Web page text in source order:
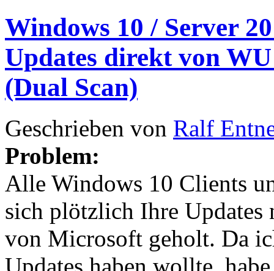
Windows 10 / Server
Updates direkt von
(Dual Scan)
Geschrieben von Ralf
Problem:
Alle Windows 10 Clients
sich plötzlich Ihre
von Microsoft geholt. Da
Updates haben wollte,